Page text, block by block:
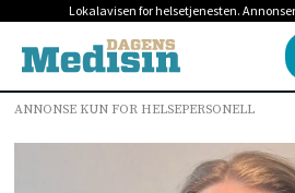
Lokalavisen for helsetjenesten.
ANNONSE KUN FOR HELSEPERSONELL